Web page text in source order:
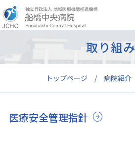
トップページ 病院紹介
取り組み
医療安全管理指針